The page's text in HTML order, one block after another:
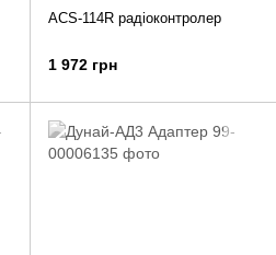
ACS-114R радіоконтролер
1 972 грн